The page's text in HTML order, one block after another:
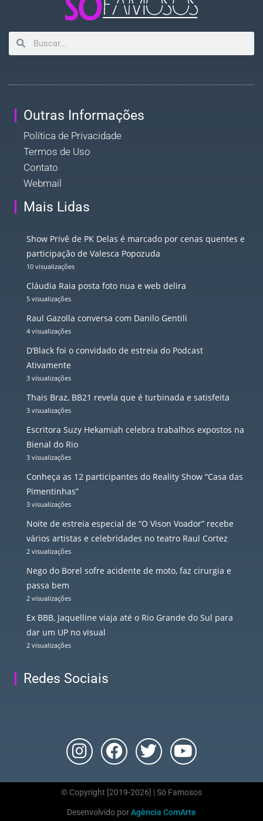
Outras Informações
Política de Privacidade
Termos de Uso
Contato
Webmail
Mais Lidas
Show Privê de PK Delas é marcado por cenas quentes e
participação de Valesca Popozuda
10 visualizações
Cláudia Raia posta foto nua e web delira
5 visualizações
Raul Gazolla conversa com Danilo Gentili
4 visualizações
D’Black foi o convidado de estreia do Podcast
Ativamente
3 visualizações
Thais Braz, BB21 revela que é turbinada e satisfeita
3 visualizações
Escritora Suzy Hekamiah celebra trabalhos expostos na
Bienal do Rio
3 visualizações
Conheça as 12 participantes do Reality Show “Casa das
Pimentinhas”
3 visualizações
Noite de estreia especial de “O Vison Voador” recebe
vários artistas e celebridades no teatro Raul Cortez
2 visualizações
Nego do Borel sofre acidente de moto, faz cirurgia e
passa bem
2 visualizações
Ex BBB, Jaquelline viaja até o Rio Grande do Sul para
dar um UP no visual
2 visualizações
Redes Sociais
© Copyright [2019-2026] | Só Famosos
Desenvolvido porAgência ComArte